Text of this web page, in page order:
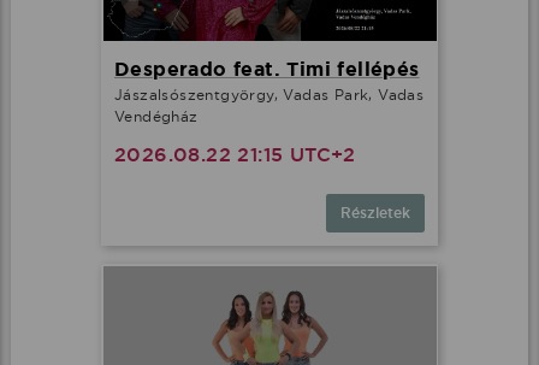
Desperado feat. Timi fellépés
Jászalsószentgyörgy, Vadas Park, Vadas
Vendégház
2026.08.22 21:15 UTC+2
Részletek